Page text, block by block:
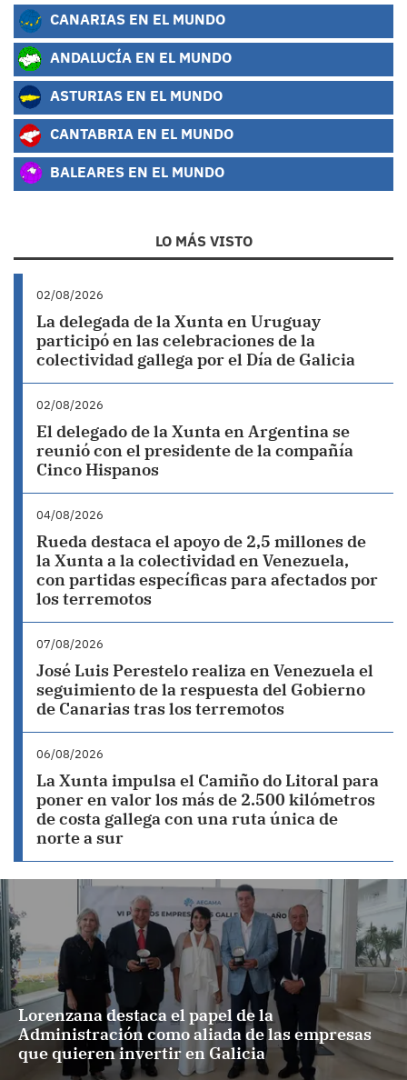
CANARIAS EN EL MUNDO
ANDALUCÍA EN EL MUNDO
ASTURIAS EN EL MUNDO
CANTABRIA EN EL MUNDO
BALEARES EN EL MUNDO
LO MÁS VISTO
02/08/2026
La delegada de la Xunta en Uruguay
participó en las celebraciones de la
colectividad gallega por el Día de Galicia
02/08/2026
El delegado de la Xunta en Argentina se
reunió con el presidente de la compañía
Cinco Hispanos
04/08/2026
Rueda destaca el apoyo de 2,5 millones de
la Xunta a la colectividad en Venezuela,
con partidas específicas para afectados por
los terremotos
07/08/2026
José Luis Perestelo realiza en Venezuela el
seguimiento de la respuesta del Gobierno
de Canarias tras los terremotos
06/08/2026
La Xunta impulsa el Camiño do Litoral para
poner en valor los más de 2.500 kilómetros
de costa gallega con una ruta única de
norte a sur
Lorenzana destaca el papel de la
Administración como aliada de las empresas
que quieren invertir en Galicia